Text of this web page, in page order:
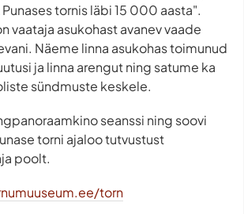
tornis läbi 15 000 aasta".
vaataja asukohast avanev vaade
Näeme linna asukohas toimunud
ja linna arengut ning satume ka
sündmuste keskele.
seanssi ning soovi
torni ajaloo tutvustust
poolt.
torn